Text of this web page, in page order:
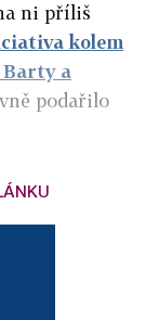
ni příliš
kolem
a
podařilo